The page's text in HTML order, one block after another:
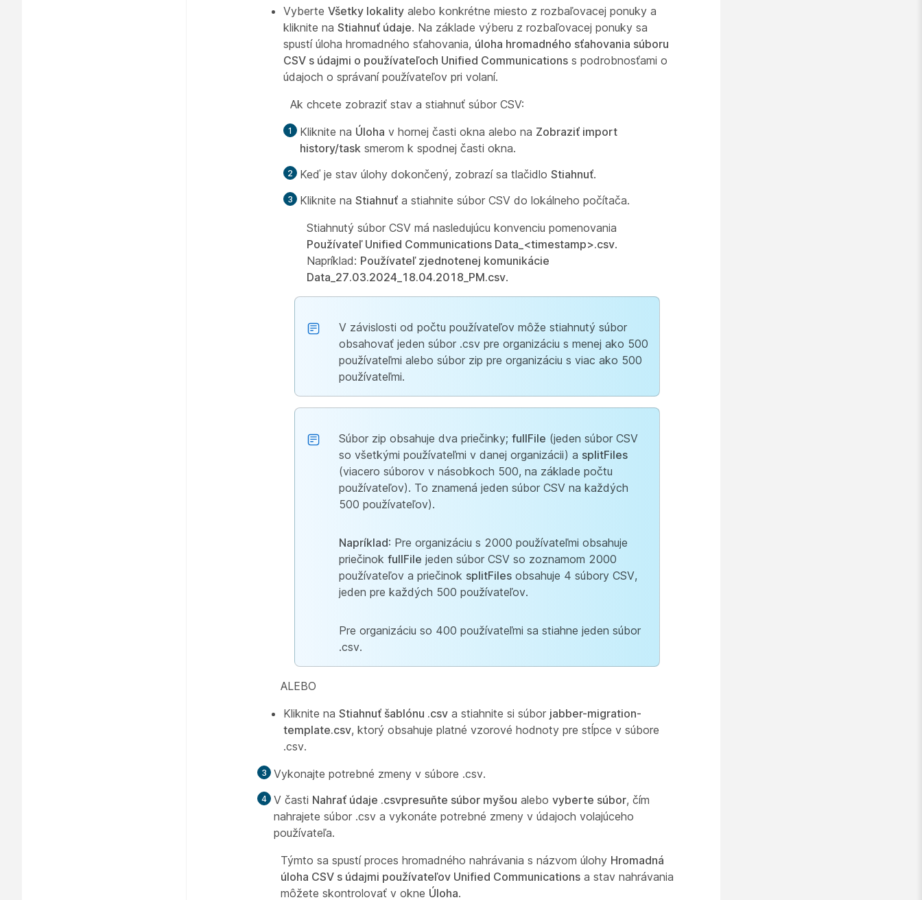
Vyberte Všetky lokality alebo konkrétne miesto z rozbaľovacej ponuky a
kliknite na Stiahnuť údaje. Na základe výberu z rozbaľovacej ponuky sa
spustí úloha hromadného sťahovania, úloha hromadného sťahovania súboru
CSV s údajmi o používateľoch Unified Communications s podrobnosťami o
údajoch o správaní používateľov pri volaní.
Ak chcete zobraziť stav a stiahnuť súbor CSV:
Kliknite na Úloha v hornej časti okna alebo na Zobraziť import
history/task smerom k spodnej časti okna.
Keď je stav úlohy dokončený, zobrazí sa tlačidlo Stiahnuť.
Kliknite na Stiahnuť a stiahnite súbor CSV do lokálneho počítača.
Stiahnutý súbor CSV má nasledujúcu konvenciu pomenovania
Používateľ Unified Communications Data_<timestamp>.csv.
Napríklad: Používateľ zjednotenej komunikácie
Data_27.03.2024_18.04.2018_PM.csv.
V závislosti od počtu používateľov môže stiahnutý súbor
obsahovať jeden súbor .csv pre organizáciu s menej ako 500
používateľmi alebo súbor zip pre organizáciu s viac ako 500
používateľmi.
Súbor zip obsahuje dva priečinky; fullFile (jeden súbor CSV
so všetkými používateľmi v danej organizácii) a splitFiles
(viacero súborov v násobkoch 500, na základe počtu
používateľov). To znamená jeden súbor CSV na každých
500 používateľov).
Napríklad: Pre organizáciu s 2000 používateľmi obsahuje
priečinok fullFile jeden súbor CSV so zoznamom 2000
používateľov a priečinok splitFiles obsahuje 4 súbory CSV,
jeden pre každých 500 používateľov.
Pre organizáciu so 400 používateľmi sa stiahne jeden súbor
.csv.
ALEBO
Kliknite na Stiahnuť šablónu .csv a stiahnite si súbor jabber-migration-
template.csv, ktorý obsahuje platné vzorové hodnoty pre stĺpce v súbore
.csv.
Vykonajte potrebné zmeny v súbore .csv.
V časti Nahrať údaje .csvpresuňte súbor myšou alebo vyberte súbor, čím
nahrajete súbor .csv a vykonáte potrebné zmeny v údajoch volajúceho
používateľa.
Týmto sa spustí proces hromadného nahrávania s názvom úlohy Hromadná
úloha CSV s údajmi používateľov Unified Communications a stav nahrávania
môžete skontrolovať v okne Úloha.